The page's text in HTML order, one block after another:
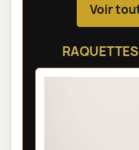
Voir